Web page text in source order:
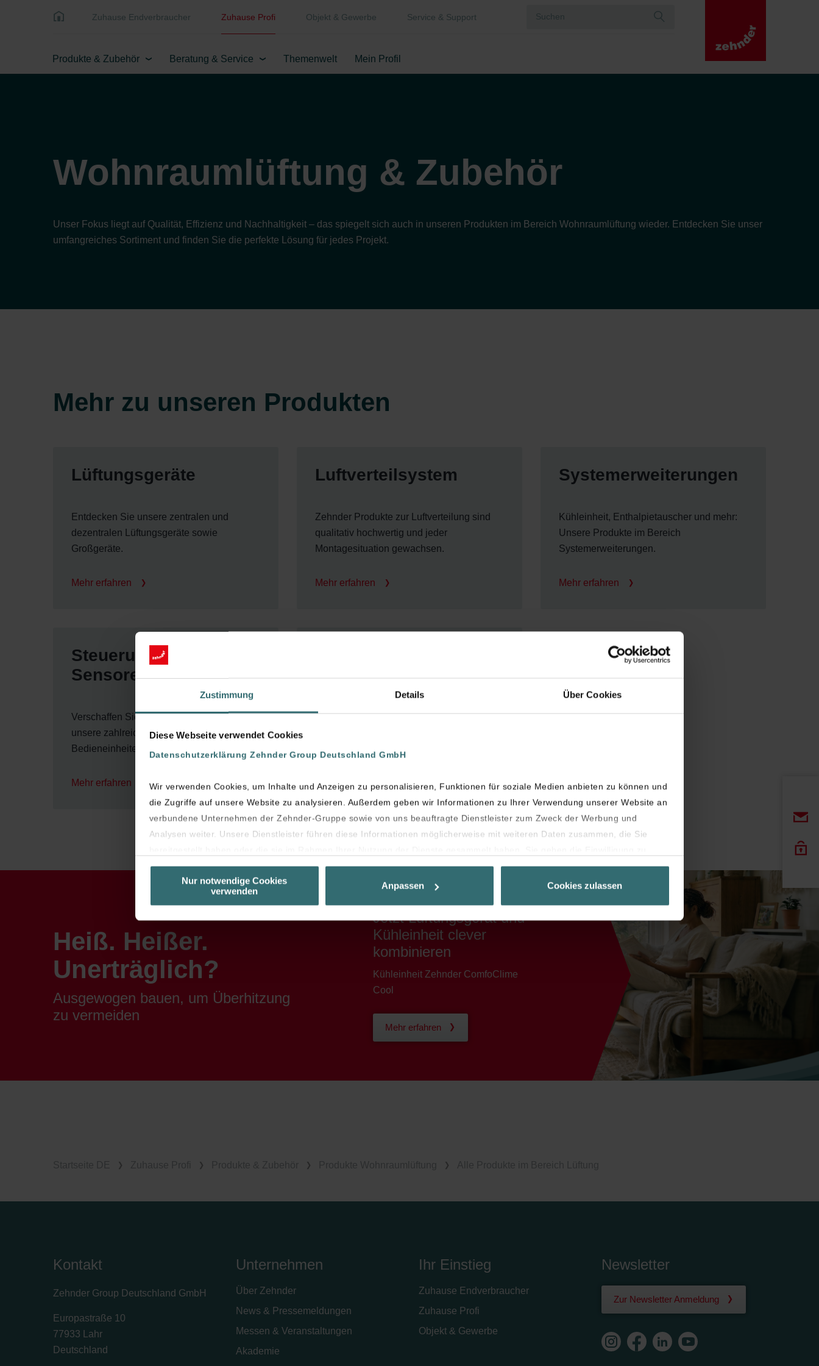
Zustimmung Details Über Cookies
Diese Webseite verwendet Cookies
Datenschutzerklärung Zehnder Group Deutschland GmbH
Wir verwenden Cookies, um Inhalte und Anzeigen zu personalisieren, Funktionen für soziale Medien anbieten zu können und
die Zugriffe auf unsere Website zu analysieren. Außerdem geben wir Informationen zu Ihrer Verwendung unserer Website an
verbundene Unternehmen der Zehnder-Gruppe sowie von uns beauftragte Dienstleister zum Zweck der Werbung und
Analysen weiter. Unsere Dienstleister führen diese Informationen möglicherweise mit weiteren Daten zusammen, die Sie
unseren Cookies, wenn Sie in deren Verwendung eingewilligt haben.
Laut Gesetz können wir Cookies auf Ihrem Gerät speichern, wenn diese für den Betrieb dieser Seite unbedingt notwendig
sind (Kategorie „Notwendig“). Für alle anderen Cookie-Typen benötigen wir Ihre Einwilligung.
Sie können Ihre Einwilligung jederzeit von der Cookie-Erklärung auf unserer Website ändern oder widerrufen.
Nur notwendige Cookies
verwenden
Anpassen Cookies zulassen
Zuhause Endverbraucher Zuhause Profi Objekt & Gewerbe Service & Support
Produkte & Zubehör Beratung & Service Themenwelt Mein Profil
Wohnraumlüftung & Zubehör
Unser Fokus liegt auf Qualität, Effizienz und Nachhaltigkeit – das spiegelt sich auch in unseren Produkten im Bereich Wohnraumlüftung wieder. Entdecken Sie unser
umfangreiches Sortiment und finden Sie die perfekte Lösung für jedes Projekt.
Mehr zu unseren Produkten
Lüftungsgeräte
Entdecken Sie unsere zentralen und
dezentralen Lüftungsgeräte sowie
Großgeräte.
Mehr erfahren
Steuerungen und
Sensoren
Verschaffen Sie sich einen Überblick über
unsere zahlreichen Sensoren und
Bedieneinheiten für Lüftungsgeräte.
Mehr erfahren
Luftverteilsystem
Zehnder Produkte zur Luftverteilung sind
qualitativ hochwertig und jeder
Montagesituation gewachsen.
Mehr erfahren
und Ventile
Wir bieten eine große Auswahl an
Systemerweiterungen
Kühleinheit, Enthalpietauscher und mehr:
Unsere Produkte im Bereich
Systemerweiterungen.
Mehr erfahren
Heiß. Heißer.
Unerträglich?
Ausgewogen bauen, um Überhitzung
zu vermeiden
Jetzt Lüftungsgerät und
Kühleinheit clever
kombinieren
Kühleinheit Zehnder ComfoClime
Cool
Mehr erfahren
Kontakt
Zehnder Group Deutschland GmbH
Europastraße 10
77933 Lahr
Deutschland
Unternehmen
Über Zehnder
News & Pressemeldungen
Messen & Veranstaltungen
Akademie
Ihr Einstieg
Zuhause Endverbraucher
Zuhause Profi
Objekt & Gewerbe
Newsletter
Zur Newsletter Anmeldung